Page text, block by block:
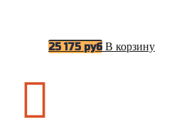
25 175 руб В корзину
